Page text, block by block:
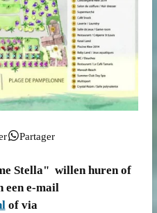
Partager
Stella" willen huren of
een e-mail
of via